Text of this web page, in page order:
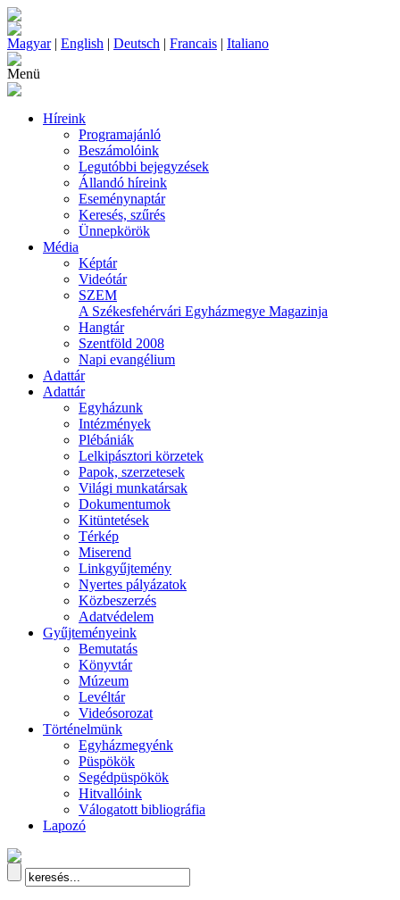
Magyar| English | Deutsch | Francais | Italiano
Menü
Híreink
Programajánló
Beszámolóink
Legutóbbi bejegyzések
Állandó híreink
Eseménynaptár
Keresés, szűrés
Ünnepkörök
Média
Képtár
Videótár
SZEM
A Székesfehérvári Egyházmegye Magazinja
Hangtár
Szentföld 2008
Napi evangélium
Adattár
Adattár
Egyházunk
Intézmények
Plébániák
Lelkipásztori körzetek
Papok, szerzetesek
Világi munkatársak
Dokumentumok
Kitüntetések
Térkép
Miserend
Linkgyűjtemény
Nyertes pályázatok
Közbeszerzés
Adatvédelem
Gyűjteményeink
Bemutatás
Könyvtár
Múzeum
Levéltár
Videósorozat
Történelmünk
Egyházmegyénk
Püspökök
Segédpüspökök
Hitvallóink
Válogatott bibliográfia
Lapozó